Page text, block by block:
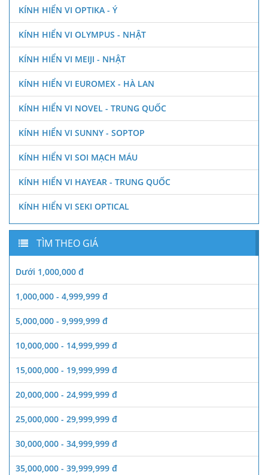
KÍNH HIỂN VI OPTIKA - Ý
KÍNH HIỂN VI OLYMPUS - NHẬT
KÍNH HIỂN VI MEIJI - NHẬT
KÍNH HIỂN VI EUROMEX - HÀ LAN
KÍNH HIỂN VI NOVEL - TRUNG QUỐC
KÍNH HIỂN VI SUNNY - SOPTOP
KÍNH HIỂN VI SOI MẠCH MÁU
KÍNH HIỂN VI HAYEAR - TRUNG QUỐC
KÍNH HIỂN VI SEKI OPTICAL
TÌM THEO GIÁ
Dưới 1,000,000 đ
1,000,000 - 4,999,999 đ
5,000,000 - 9,999,999 đ
10,000,000 - 14,999,999 đ
15,000,000 - 19,999,999 đ
20,000,000 - 24,999,999 đ
25,000,000 - 29,999,999 đ
30,000,000 - 34,999,999 đ
35,000,000 - 39,999,999 đ